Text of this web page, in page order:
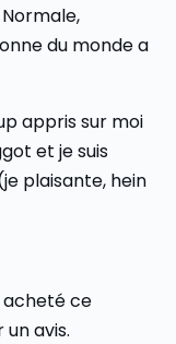
du monde a
appris sur moi
et je suis
plaisante, hein
acheté ce
avis.